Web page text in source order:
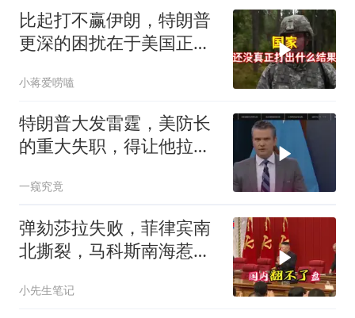
比起打不赢伊朗，特朗普
更深的困扰在于美国正重
小蒋爱唠嗑
特朗普大发雷霆，美防长
的重大失职，得让他拉下
一窥究竟
弹劾莎拉失败，菲律宾南
北撕裂，马科斯南海惹
小先生笔记